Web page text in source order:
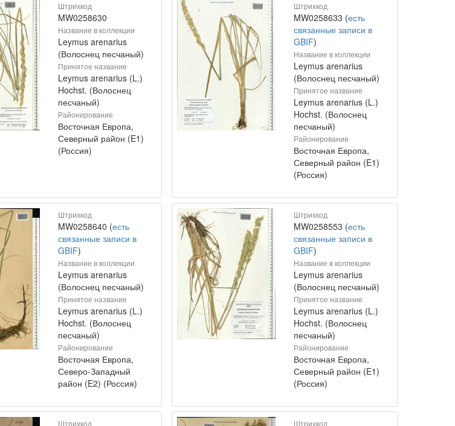
Штрихкод
MW0258630
Название в коллекции
Leymus arenarius
(Волоснец песчаный)
Принятое название
Leymus arenarius (L.)
Hochst. (Волоснец
песчаный)
Районирование
Восточная Европа,
Северный район (E1)
(Россия)
Штрихкод
MW0258633 (есть
связанные записи в
GBIF)
Название в коллекции
Leymus arenarius
(Волоснец песчаный)
Принятое название
Leymus arenarius (L.)
Hochst. (Волоснец
песчаный)
Районирование
Восточная Европа,
Северный район (E1)
(Россия)
Штрихкод
MW0258640 (есть
связанные записи в
GBIF)
Название в коллекции
Leymus arenarius
(Волоснец песчаный)
Принятое название
Leymus arenarius (L.)
Hochst. (Волоснец
песчаный)
Районирование
Восточная Европа,
Северо-Западный
район (E2) (Россия)
Штрихкод
MW0258553 (есть
связанные записи в
GBIF)
Название в коллекции
Leymus arenarius
(Волоснец песчаный)
Принятое название
Leymus arenarius (L.)
Hochst. (Волоснец
песчаный)
Районирование
Восточная Европа,
Северный район (E1)
(Россия)
Штрихкод Штрихкод